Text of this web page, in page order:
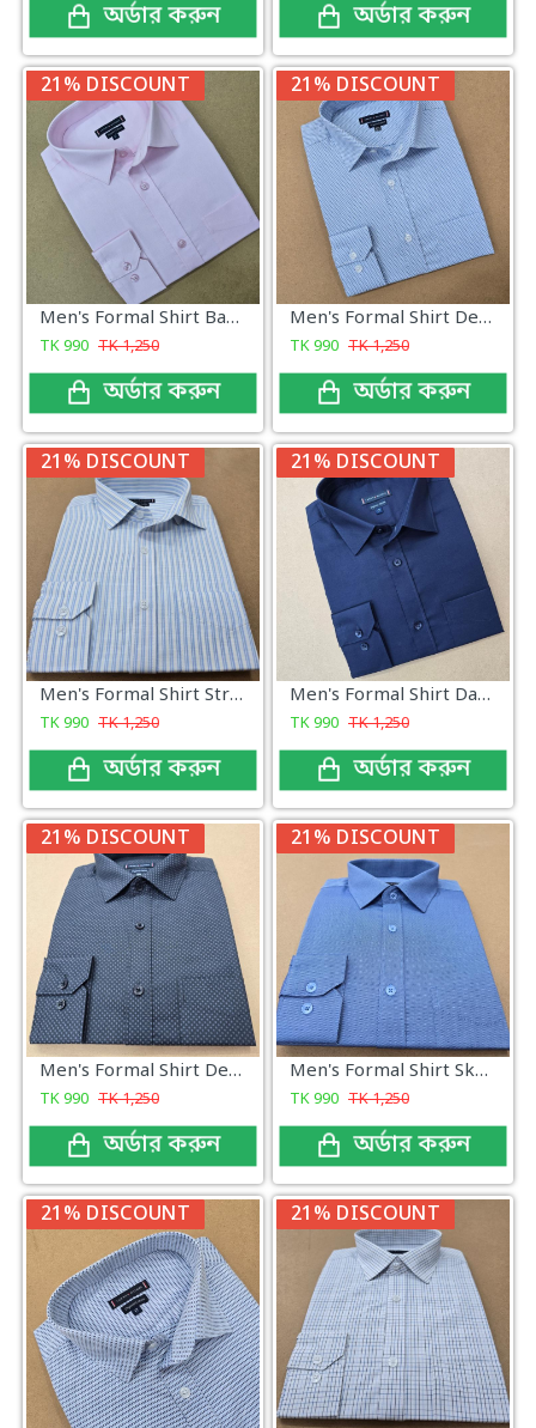
অর্ডার করুন অর্ডার করুন
21% DISCOUNT
Men's Formal Shirt Baby Pink
TK990 TK1,250
অর্ডার করুন
21% DISCOUNT
Men's Formal Shirt Design Fabrics Classic
TK990 TK1,250
অর্ডার করুন
21% DISCOUNT
Men's Formal Shirt Stripe Sky Check
TK990 TK1,250
অর্ডার করুন
21% DISCOUNT
Men's Formal Shirt Dark Navy
TK990 TK1,250
অর্ডার করুন
21% DISCOUNT
Men's Formal Shirt Design Color
TK990 TK1,250
অর্ডার করুন
21% DISCOUNT
Men's Formal Shirt Sky Color
TK990 TK1,250
অর্ডার করুন
21% DISCOUNT 21% DISCOUNT